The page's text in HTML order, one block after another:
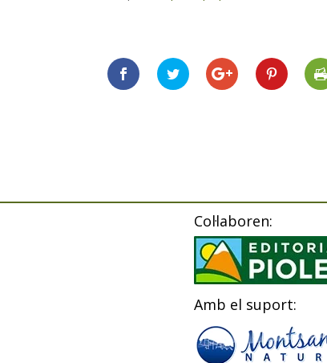
Col·laboren:
Amb el suport: